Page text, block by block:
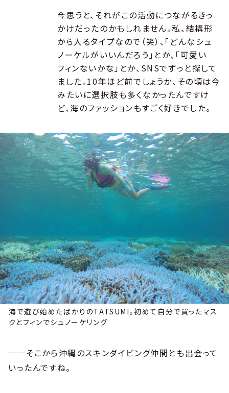
今思うと、それがこの活動につながるきっ
かけだったのかもしれません。私、結構形
から入るタイプなので（笑）、「どんなシュ
ノーケルがいいんだろう」とか、「可愛い
フィンないかな」とか、SNSでずっと探して
ました。10年ほど前でしょうか、その頃は今
みたいに選択肢も多くなかったんですけ
ど、海のファッションもすごく好きでした。
海で遊び始めたばかりのTATSUMI。初めて自分で買ったマス
クとフィンでシュノーケリング
──そこから沖縄のスキンダイビング仲間とも出会って
いったんですね。